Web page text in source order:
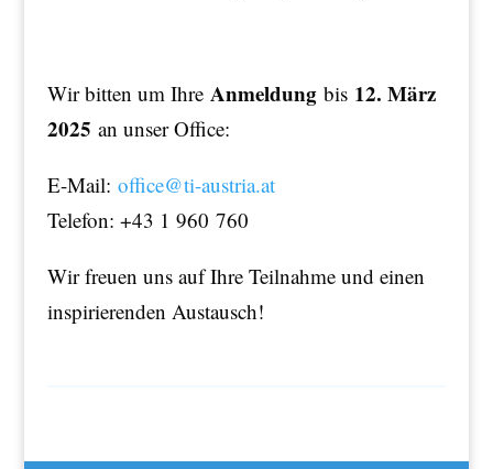
Wir bitten um IhreAnmeldung bis 12. März
2025 an unser Office:
E-Mail: office@ti-austria.at
Telefon: +43 1 960 760
Wir freuen uns auf Ihre Teilnahme und einen
inspirierenden Austausch!